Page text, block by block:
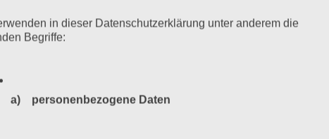
in dieser Datenschutzerklärung unter anderem die
Begriffe:
a) personenbezogene Daten